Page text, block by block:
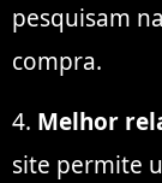
pesquisam
compra.
4. Melhor
site permite